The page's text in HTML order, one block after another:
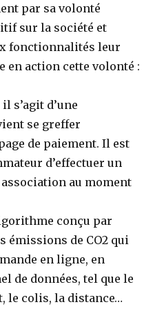
par sa volonté
sur la société et
fonctionnalités leur
en action cette volonté :
il s’agit d’une
se greffer
de paiement. Il est
d’effectuer un
au moment
conçu par
émissions de CO2 qui
en ligne, en
de données, tel que le
le colis, la distance…